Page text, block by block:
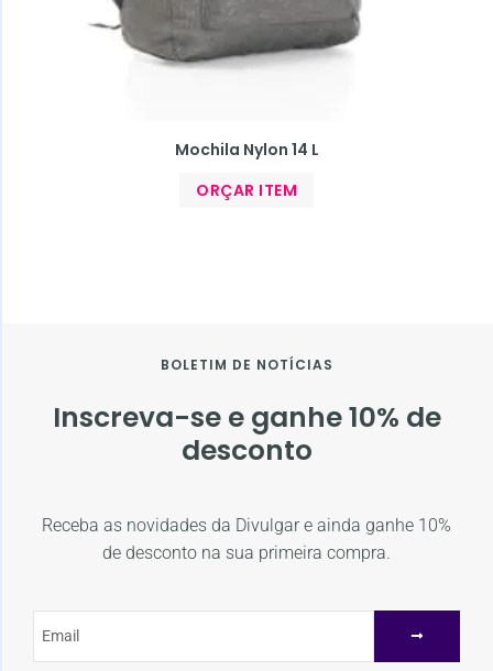
Mochila Nylon 14 L
ORÇAR ITEM
BOLETIM DE NOTÍCIAS
Inscreva-se e ganhe 10% de
desconto
Receba as novidades da Divulgar e ainda ganhe 10%
de desconto na sua primeira compra.